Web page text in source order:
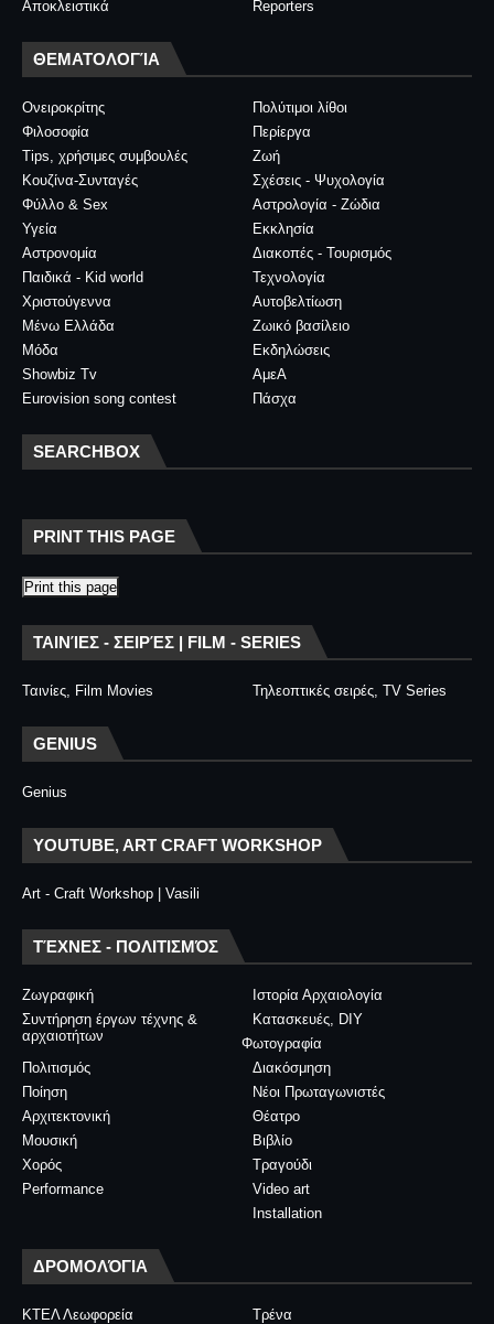
Αποκλειστικά Reporters
ΘΕΜΑΤΟΛΟΓΊΑ
Ονειροκρίτης
Πολύτιμοι λίθοι
Φιλοσοφία
Περίεργα
Tips, χρήσιμες συμβουλές
Ζωή
Κουζίνα-Συνταγές
Σχέσεις - Ψυχολογία
Φύλλο & Sex
Αστρολογία - Ζώδια
Υγεία
Εκκλησία
Αστρονομία
Διακοπές - Τουρισμός
Παιδικά - Kid world
Τεχνολογία
Χριστούγεννα
Αυτοβελτίωση
Μένω Ελλάδα
Ζωικό βασίλειο
Μόδα
Εκδηλώσεις
Showbiz Tv
ΑμεΑ
Eurovision song contest
Πάσχα
SEARCHBOX
PRINT THIS PAGE
Print this page
ΤΑΙΝΊΕΣ - ΣΕΙΡΈΣ | FILM - SERIES
Ταινίες, Film Movies Τηλεοπτικές σειρές, TV Series
GENIUS
Genius
YOUTUBE, ART CRAFT WORKSHOP
Art - Craft Workshop | Vasili
ΤΈΧΝΕΣ - ΠΟΛΙΤΙΣΜΌΣ
Ζωγραφική
Ιστορία Αρχαιολογία
Συντήρηση έργων τέχνης &
αρχαιοτήτων
Κατασκευές, DIY
Φωτογραφία
Διακόσμηση
Πολιτισμός
Νέοι Πρωταγωνιστές
Ποίηση
Θέατρο
Αρχιτεκτονική
Βιβλίο
Μουσική
Τραγούδι
Χορός
Video art
Performance
Installation
ΔΡΟΜΟΛΌΓΙΑ
ΚΤΕΛ Λεωφορεία
Τρένα